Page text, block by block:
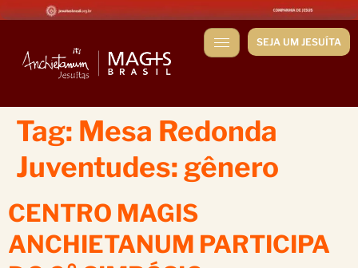
SEJA UM JESUÍTA
Tag: Mesa Redonda
Juventudes: gênero
CENTRO MAGIS
ANCHIETANUM PARTICIPA